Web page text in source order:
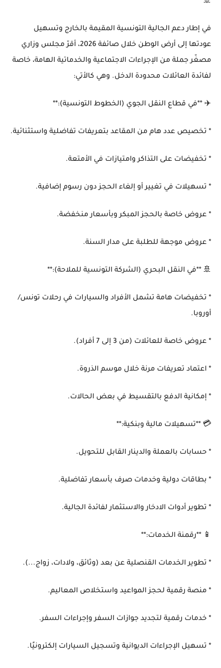
في إطار دعم الجالية التونسية المقيمة بالخارج وتسهيل
عودتها إلى أرض الوطن خلال صائفة 2026، أقرّ مجلس وزاري
مصغّر جملة من الإجراءات الاجتماعية والخدماتية الهامة، خاصة
لفائدة العائلات محدودة الدخل. وهي كالأتي:
✈️ **في قطاع النقل الجوي (الخطوط التونسية):**
* تخصيص عدد هام من المقاعد بتعريفات تفاضلية واستثنائية.
* تخفيضات على التذاكر وامتيازات في الأمتعة.
* تسهيلات في تغيير أو إلغاء الحجز دون رسوم إضافية.
* عروض خاصة بالحجز المبكر وبأسعار منخفضة.
* عروض موجهة للطلبة على مدار السنة.
🚢 **في النقل البحري (الشركة التونسية للملاحة):**
* تخفيضات هامة تشمل الأفراد والسيارات في رحلات تونس/
أوروبا.
* عروض خاصة للعائلات (من 3 إلى 7 أفراد).
* اعتماد تعريفات مرنة خلال موسم الذروة.
* إمكانية الدفع بالتقسيط في بعض الحالات.
💳 **تسهيلات مالية وبنكية:**
* حسابات بالعملة والدينار القابل للتحويل.
* بطاقات دولية وخدمات صرف بأسعار تفاضلية.
* تطوير أدوات الادخار والاستثمار لفائدة الجالية.
📱 **رقمنة الخدمات:**
* تطوير الخدمات القنصلية عن بعد (وثائق، ولادات، زواج...).
* منصة رقمية لحجز المواعيد واستخلاص المعاليم.
* خدمات رقمية لتجديد جوازات السفر وإجراءات السفر.
* تسهيل الإجراءات الديوانية وتسجيل السيارات إلكترونيًا.